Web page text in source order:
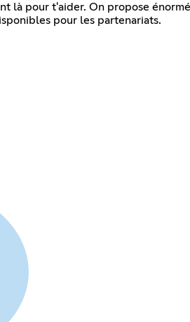
là pour t'aider. On propose
pour les partenariats.